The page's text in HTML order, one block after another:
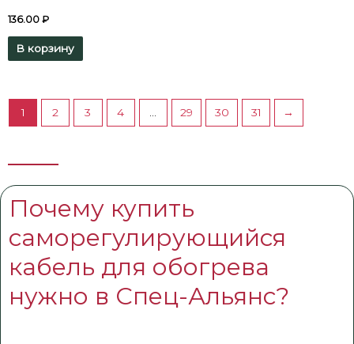
136.00 ₽
В корзину
1 2 3 4 29 30 31 →
Почему купить
саморегулирующийся
кабель для обогрева
нужно в Спец-Альянс?